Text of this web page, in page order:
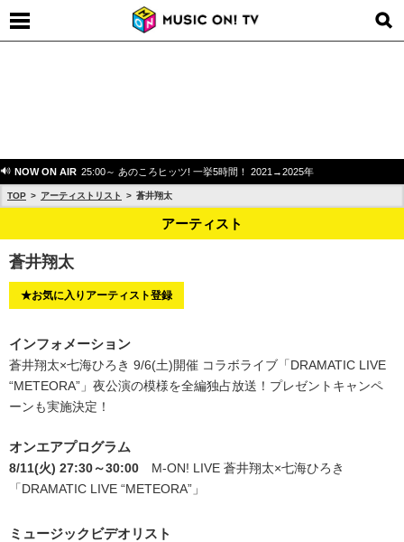
NOW ON AIR 25:00～ あのころヒッツ! 一挙5時間！ 2021→2025年
TOP アーティストリスト 蒼井翔太
アーティスト
蒼井翔太
★お気に入りアーティスト登録
インフォメーション
蒼井翔太×七海ひろき 9/6(土)開催 コラボライブ「DRAMATIC LIVE
“METEORA”」夜公演の模様を全編独占放送！プレゼントキャンペ
ーンも実施決定！
オンエアプログラム
8/11(火) 27:30～30:00
M-ON! LIVE 蒼井翔太×七海ひろき
「DRAMATIC LIVE “METEORA”」
ミュージックビデオリスト